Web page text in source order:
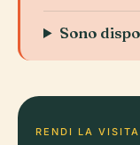
Sono
RENDI LA